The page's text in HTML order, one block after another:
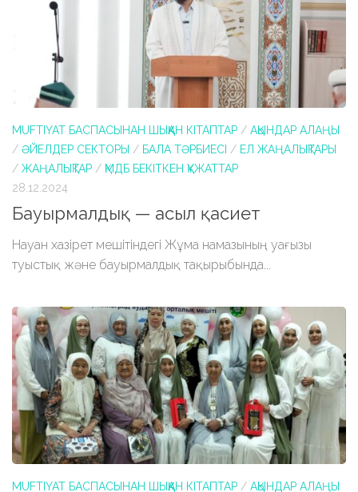
MUFTIYAT БАСПАСЫНАН ШЫҚҚАН КІТАПТАР / АҚЫНДАР АЛАҢЫ
/ ӘЙЕЛДЕР СЕКТОРЫ / БАЛА ТӘРБИЕСІ / ЕЛ ЖАҢАЛЫҚТАРЫ
/ ЖАҢАЛЫҚТАР / ҚМДБ БЕКІТКЕН ҚҰЖАТТАР
28.12.2024
Бауырмалдық — асыл қасиет
Науан хазірет мешітіндегі Жұма намазының уағызы
туыстық және бауырмалдық тақырыбында...
MUFTIYAT БАСПАСЫНАН ШЫҚҚАН КІТАПТАР / АҚЫНДАР АЛАҢЫ